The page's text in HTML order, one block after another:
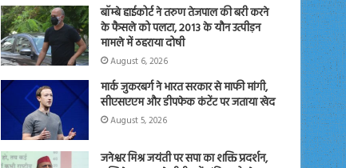
बॉम्बे हाईकोर्ट ने तरुण तेजपाल की बरी करने
के फैसले को पलटा, 2013 के यौन उत्पीड़न
मामले में ठहराया दोषी
August 6, 2026
मार्क जुकरबर्ग ने भारत सरकार से माफी मांगी,
सीएसएएम और डीपफेक कंटेंट पर जताया खेद
August 5, 2026
जनेश्वर मिश्र जयंती पर सपा का शक्ति प्रदर्शन,